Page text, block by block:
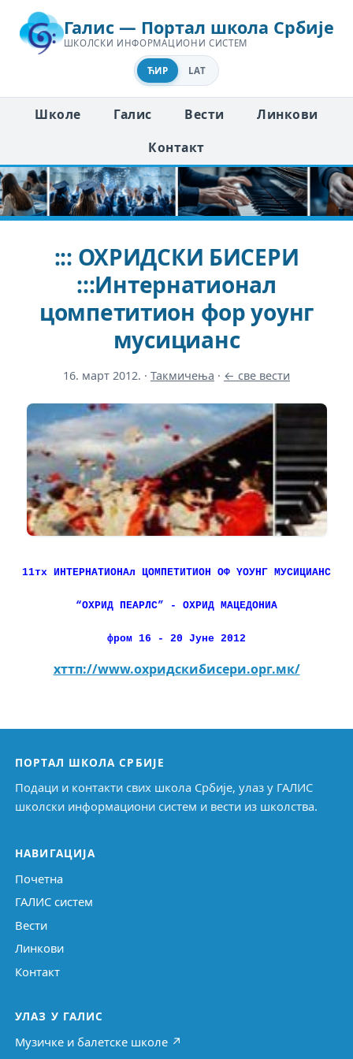
Галис — Портал школа Србије
ШКОЛСКИ ИНФОРМАЦИОНИ СИСТЕМ
ЋИР LAT
Школе Галис Вести
Линкови
Контакт
::: ОХРИДСКИ БИСЕРИ
:::Интернатионал
цомпетитион фор yоунг
мусицианс
16. март 2012. · Такмичења · ← све вести
11тх ИНТЕРНАТИОНАл ЦОМПЕТИТИОН ОФ YОУНГ МУСИЦИАНС
“ОХРИД ПЕАРЛС” - ОХРИД МАЦЕДОНИА
фром 16 - 20 Јуне 2012
хттп://www.охридскибисери.орг.мк/
ПОРТАЛ ШКОЛА СРБИЈЕ
Подаци и контакти свих школа Србије, улаз у ГАЛИС
школски информациони систем и вести из школства.
НАВИГАЦИЈА
Почетна
ГАЛИС систем
Вести
Линкови
Контакт
УЛАЗ У ГАЛИС
Музичке и балетске школе ↗